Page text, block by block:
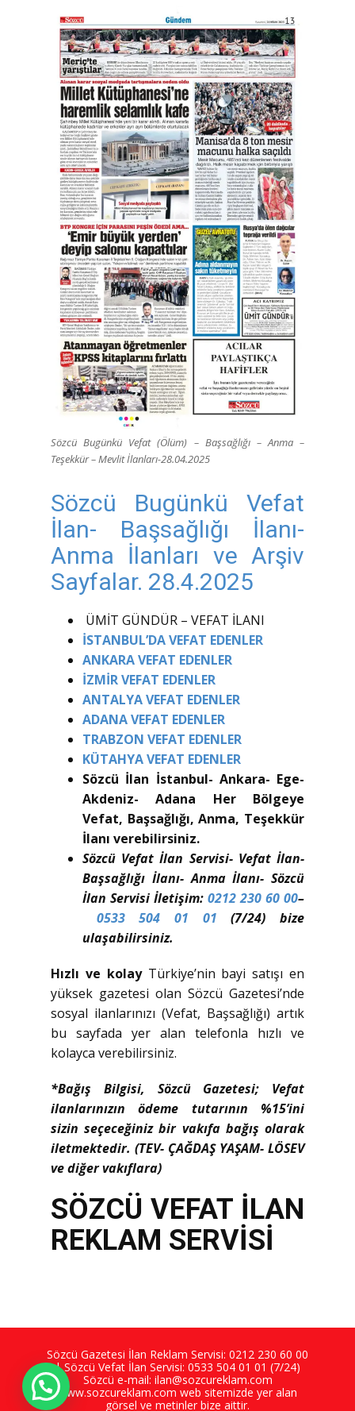
Sözcü Bugünkü Vefat (Ölüm) – Başsağlığı – Anma –
Teşekkür – Mevlit İlanları-28.04.2025
Sözcü Bugünkü Vefat
İlan- Başsağlığı İlanı-
Anma İlanları ve Arşiv
Sayfalar. 28.4.2025
ÜMİT GÜNDÜR – VEFAT İLANI
İSTANBUL’DA VEFAT EDENLER
ANKARA VEFAT EDENLER
İZMİR VEFAT EDENLER
ANTALYA VEFAT EDENLER
ADANA VEFAT EDENLER
TRABZON VEFAT EDENLER
KÜTAHYA VEFAT EDENLER
Sözcü İlan İstanbul- Ankara- Ege-
Akdeniz- Adana Her Bölgeye
Vefat, Başsağlığı, Anma, Teşekkür
İlanı verebilirsiniz.
Sözcü Vefat İlan Servisi- Vefat İlan-
Başsağlığı İlanı- Anma İlanı- Sözcü
İlan Servisi İletişim: 0212 230 60 00–
0533 504 01 01 (7/24) bize
ulaşabilirsiniz.
Hızlı ve kolayTürkiye’nin bayi satışı en
yüksek gazetesi olan Sözcü Gazetesi’nde
sosyal ilanlarınızı (Vefat, Başsağlığı) artık
bu sayfada yer alan telefonla hızlı ve
kolayca verebilirsiniz.
*Bağış Bilgisi, Sözcü Gazetesi; Vefat
ilanlarınızın ödeme tutarının %15’ini
sizin seçeceğiniz bir vakıfa bağış olarak
iletmektedir. (TEV- ÇAĞDAŞ YAŞAM- LÖSEV
ve diğer vakıflara)
SÖZCÜ VEFAT İLAN
REKLAM SERVİSİ
Sözcü Gazetesi İlan Reklam Servisi: 0212 230 60 00
| Sözcü Vefat İlan Servisi: 0533 504 01 01 (7/24)
Sözcü e-mail: ilan@sozcureklam.com
www.sozcureklam.com web sitemizde yer alan
görsel ve metinler bize aittir.